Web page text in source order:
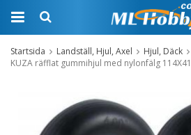
Startsida Landställ, Hjul, Axel
Hjul, Däck
KUZA räfflat gummihjul med nylonfälg